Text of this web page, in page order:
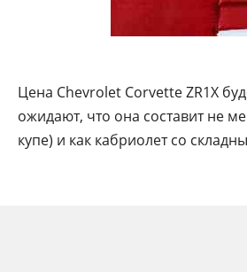
Цена Chevrolet Corvette ZR1X
ожидают, что она составит не
купе) и как кабриолет со